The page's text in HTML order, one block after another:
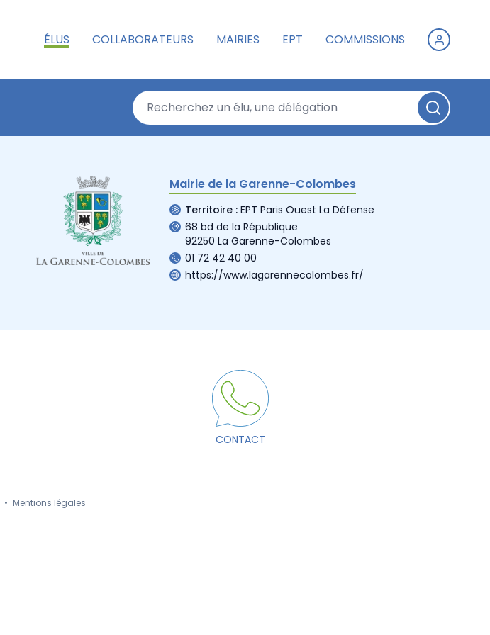
ÉLUS COLLABORATEURS MAIRIES EPT COMMISSIONS
Mairie de la Garenne-Colombes
Territoire : EPT Paris Ouest La Défense
68 bd de la République
92250 La Garenne-Colombes
01 72 42 40 00
https://www.lagarennecolombes.fr/
CONTACT
• Mentions légales